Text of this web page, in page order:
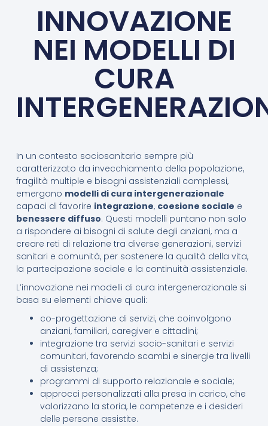
INNOVAZIONE
NEI MODELLI DI
CURA
In un contesto sociosanitario sempre più
caratterizzato da invecchiamento della popolazione,
fragilità multiple e bisogni assistenziali complessi,
emergono modelli di cura intergenerazionale
capaci di favorire integrazione, coesione sociale e
benessere diffuso. Questi modelli puntano non solo
a rispondere ai bisogni di salute degli anziani, ma a
creare reti di relazione tra diverse generazioni, servizi
sanitari e comunità, per sostenere la qualità della vita,
la partecipazione sociale e la continuità assistenziale.
L’innovazione nei modelli di cura intergenerazionale si
basa su elementi chiave quali:
co-progettazione di servizi, che coinvolgono
anziani, familiari, caregiver e cittadini;
integrazione tra servizi socio-sanitari e servizi
comunitari, favorendo scambi e sinergie tra livelli
di assistenza;
programmi di supporto relazionale e sociale;
approcci personalizzati alla presa in carico, che
valorizzano la storia, le competenze e i desideri
delle persone assistite.